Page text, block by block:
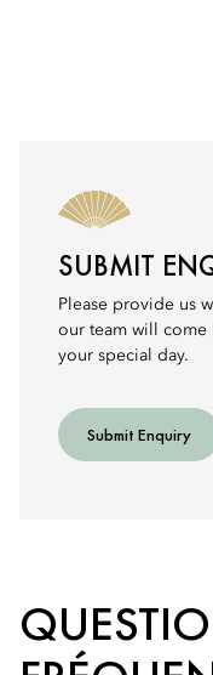
SUBMIT
Please provide us
our team will come
your special day.
Submit Enquiry